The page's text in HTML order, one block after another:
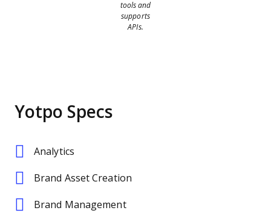
tools and
supports
APIs.
Yotpo Specs
Analytics
Brand Asset Creation
Brand Management